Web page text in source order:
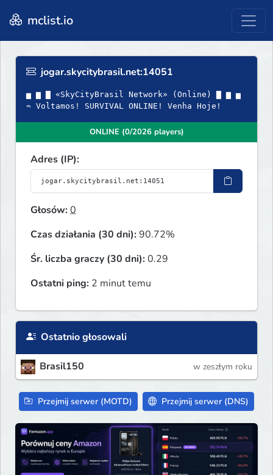
mclist.io
jogar.skycitybrasil.net:14051
▅ ▆ ▇ «SkyCityBrasil Network» (Online) ▇ ▆ ▅
➬ Voltamos! SURVIVAL ONLINE! Venha Hoje!
ONLINE (0/2026 players)
Adres (IP):
Głosów:0
Czas działania (30 dni):90.72%
Śr. liczba graczy (30 dni):0.29
Ostatni ping: 2 minut temu
Ostatnio głosowali
Brasil150 w zeszłym roku
Przejmij serwer (MOTD) Przejmij serwer (DNS)